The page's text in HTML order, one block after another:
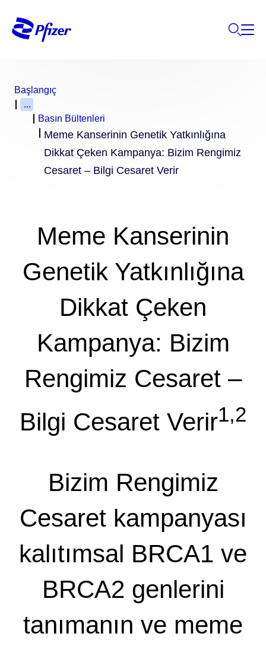
Başlangıç
...
Basın Bültenleri
Meme Kanserinin Genetik Yatkınlığına
Dikkat Çeken Kampanya: Bizim Rengimiz
Cesaret – Bilgi Cesaret Verir
Meme Kanserinin
Genetik Yatkınlığına
Dikkat Çeken
Kampanya: Bizim
Rengimiz Cesaret –
Bilgi Cesaret Verir1,2
Bizim Rengimiz
Cesaret kampanyası
kalıtımsal BRCA1 ve
BRCA2 genlerini
tanımanın ve meme